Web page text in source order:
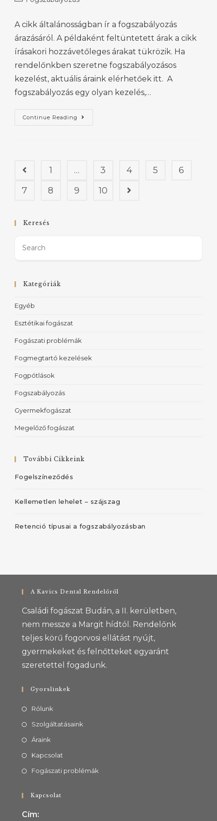
A cikk általánosságban ír a fogszabályozás
árazásáról. A példaként feltüntetett árak a cikk
írásakori hozzávetőleges árakat tükrözik. Ha
rendelőnkben szeretne fogszabályozásos
kezelést, aktuális áraink elérhetőek itt. A
fogszabályozás egy olyan kezelés,…
Continue Reading
1 … 3 4 5
6
7
8 9 10
Keresés
Kategóriák
Egyéb
Esztétikai fogászat
Fogászati problémák
Fogmegtartó kezelések
Fogpótlások
Fogszabályozás
Gyermekfogászat
Megelőző fogászat
További Cikkeink
Fogelszíneződés
Kellemetlen lehelet – szájszag
Retenció típusai a fogszabályozásban
A Kavics Dental Rendelőről
Családi fogászat Budán, a II. kerületben,
nem messze a Margit hídtól. Rendelőnk
teljes körű fogorvosi ellátást nyújt,
gyermekeket és felnőtteket egyaránt
szeretettel fogadunk.
Gyorslinkek
Rólunk
Szolgáltatásaink
Áraink
Kapcsolat
Fogászati problémák
Kapcsolat
Cím: